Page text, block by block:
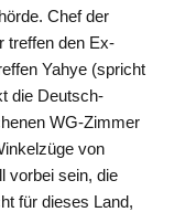
Chef der
treffen den Ex-
Yahye (spricht
die Deutsch-
WG-Zimmer
von
vorbei sein, die
für dieses Land,